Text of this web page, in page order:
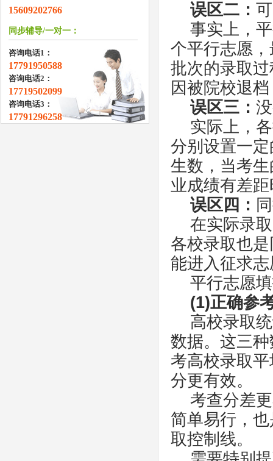
15609202766
同步辅导/一对一：
咨询电话1：
17791950588
咨询电话2：
17719502099
咨询电话3：
17791296258
误区二：
事实上，
个平行志愿
批次的录取
因被院校退
误区三：
实际上，
分别设置一
生数，当考
业成绩有差
误区四：
在实际录
各校录取也
能进入征求
平行志愿
(1)正确参
高校录取
数据。这三
考高校录取
分更有效。
考查分差
简单易行，
取控制线。